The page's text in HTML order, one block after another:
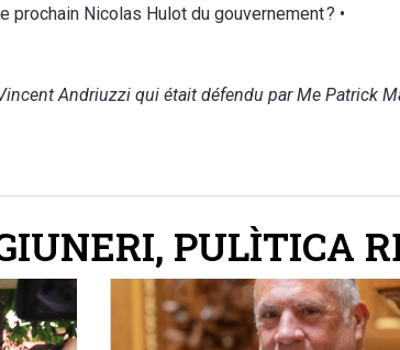
prochain Nicolas Hulot du gouvernement? •
Andriuzzi qui était défendu par Me Patrick
, PULÌTICA